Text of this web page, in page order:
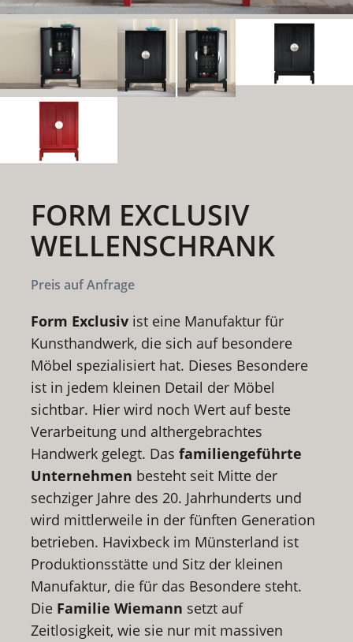
FORM EXCLUSIV
WELLENSCHRANK
Preis auf Anfrage
Form Exclusiv ist eine Manufaktur für
Kunsthandwerk, die sich auf besondere
Möbel spezialisiert hat. Dieses Besondere
ist in jedem kleinen Detail der Möbel
sichtbar. Hier wird noch Wert auf beste
Verarbeitung und althergebrachtes
Handwerk gelegt. Das familiengeführte
Unternehmen besteht seit Mitte der
sechziger Jahre des 20. Jahrhunderts und
wird mittlerweile in der fünften Generation
betrieben. Havixbeck im Münsterland ist
Produktionsstätte und Sitz der kleinen
Manufaktur, die für das Besondere steht.
Die Familie Wiemann setzt auf
Zeitlosigkeit, wie sie nur mit massiven